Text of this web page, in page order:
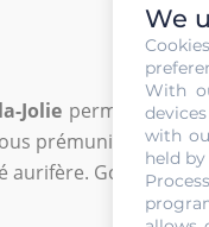
Jolie permet de
prémunir contre
aurifère. Gold Or
We
With
with
held